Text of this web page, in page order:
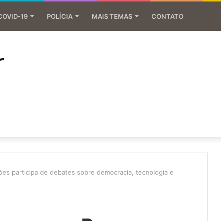
19 POLÍCIA MAIS TEMAS CONTATO
participa de debates sobre democracia, tecnologia e